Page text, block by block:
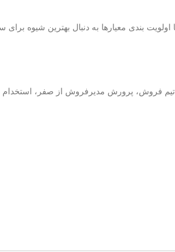
بندی معیارها به دنبال بهترین شیوه
تیم فروش، پرورش مدیرفروش از صفر،